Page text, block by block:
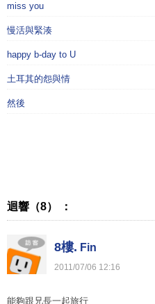
miss you
慢活與緊湊
happy b-day to U
土耳其的怨與情
然後
迴響（8） ：
8樓. Fin
2011/07/06 12:16
能夠跟兄長一起旅行